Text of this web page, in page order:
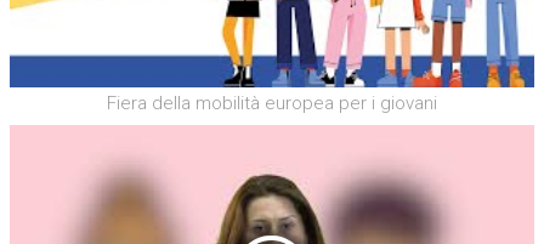
Fiera della mobilità europea per i giovani